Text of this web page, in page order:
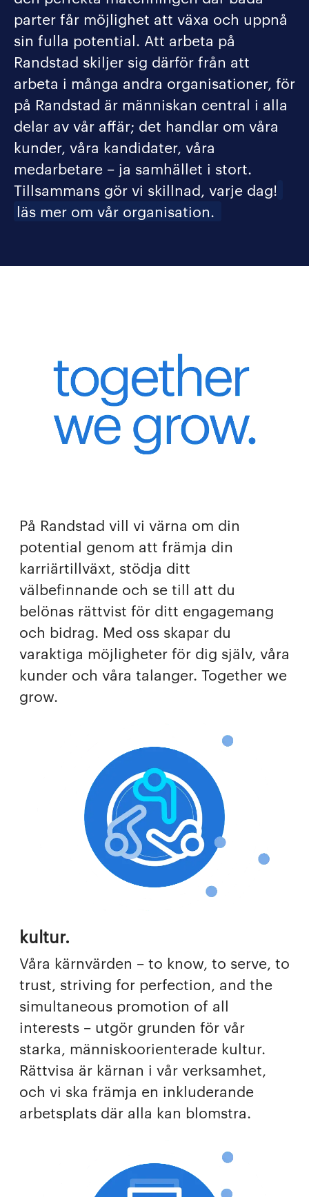
parter får möjlighet att växa och uppnå
sin fulla potential. Att arbeta på
Randstad skiljer sig därför från att
arbeta i många andra organisationer, för
på Randstad är människan central i alla
delar av vår affär; det handlar om våra
kunder, våra kandidater, våra
medarbetare – ja samhället i stort.
Tillsammans gör vi skillnad, varje dag!
läs mer om vår organisation.
På Randstad vill vi värna om din
potential genom att främja din
karriärtillväxt, stödja ditt
välbefinnande och se till att du
belönas rättvist för ditt engagemang
och bidrag. Med oss skapar du
varaktiga möjligheter för dig själv, våra
kunder och våra talanger. Together we
grow.
kultur.
Våra kärnvärden – to know, to serve, to
trust, striving for perfection, and the
simultaneous promotion of all
interests – utgör grunden för vår
starka, människoorienterade kultur.
Rättvisa är kärnan i vår verksamhet,
och vi ska främja en inkluderande
arbetsplats där alla kan blomstra.